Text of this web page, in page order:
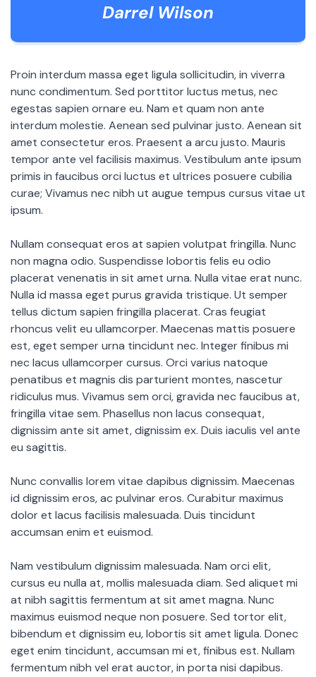
Darrel Wilson
Proin interdum massa eget ligula sollicitudin, in viverra
nunc condimentum. Sed porttitor luctus metus, nec
egestas sapien ornare eu. Nam et quam non ante
interdum molestie. Aenean sed pulvinar justo. Aenean sit
amet consectetur eros. Praesent a arcu justo. Mauris
tempor ante vel facilisis maximus. Vestibulum ante ipsum
primis in faucibus orci luctus et ultrices posuere cubilia
curae; Vivamus nec nibh ut augue tempus cursus vitae ut
ipsum.
Nullam consequat eros at sapien volutpat fringilla. Nunc
non magna odio. Suspendisse lobortis felis eu odio
placerat venenatis in sit amet urna. Nulla vitae erat nunc.
Nulla id massa eget purus gravida tristique. Ut semper
tellus dictum sapien fringilla placerat. Cras feugiat
rhoncus velit eu ullamcorper. Maecenas mattis posuere
est, eget semper urna tincidunt nec. Integer finibus mi
nec lacus ullamcorper cursus. Orci varius natoque
penatibus et magnis dis parturient montes, nascetur
ridiculus mus. Vivamus sem orci, gravida nec faucibus at,
fringilla vitae sem. Phasellus non lacus consequat,
dignissim ante sit amet, dignissim ex. Duis iaculis vel ante
eu sagittis.
Nunc convallis lorem vitae dapibus dignissim. Maecenas
id dignissim eros, ac pulvinar eros. Curabitur maximus
dolor et lacus facilisis malesuada. Duis tincidunt
accumsan enim et euismod.
Nam vestibulum dignissim malesuada. Nam orci elit,
cursus eu nulla at, mollis malesuada diam. Sed aliquet mi
at nibh sagittis fermentum at sit amet magna. Nunc
maximus euismod neque non posuere. Sed tortor elit,
bibendum et dignissim eu, lobortis sit amet ligula. Donec
eget enim tincidunt, accumsan mi et, finibus est. Nullam
fermentum nibh vel erat auctor, in porta nisi dapibus.